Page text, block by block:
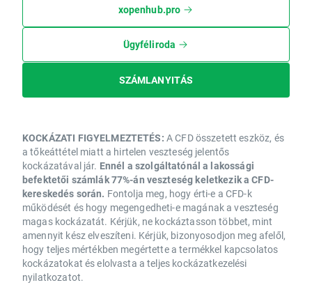
xopenhub.pro
Ügyféliroda
SZÁMLANYITÁS
KOCKÁZATI FIGYELMEZTETÉS: A CFD összetett eszköz, és
a tőkeáttétel miatt a hirtelen veszteség jelentős
kockázatával jár. Ennél a szolgáltatónál a lakossági
befektetői számlák 77%-án veszteség keletkezik a CFD-
kereskedés során. Fontolja meg, hogy érti-e a CFD-k
működését és hogy megengedheti-e magának a veszteség
magas kockázatát. Kérjük, ne kockáztasson többet, mint
amennyit kész elveszíteni. Kérjük, bizonyosodjon meg afelől,
hogy teljes mértékben megértette a termékkel kapcsolatos
kockázatokat és elolvasta a teljes kockázatkezelési
nyilatkozatot.